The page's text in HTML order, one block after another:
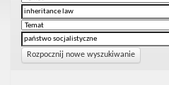
Rozpocznij nowe wyszukiwanie